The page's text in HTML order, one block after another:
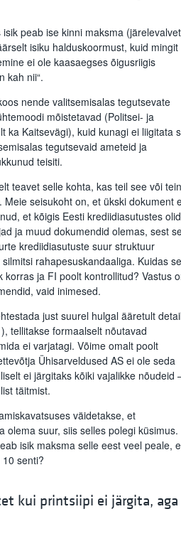
peab ise kinni maksma
isiku halduskoormust, kuid mingit
ei ole kaasaegses õigusriigis
kah nii“.
nende valitsemisalas tegutsevate
mõistetavad (Politsei- ja
ka Kaitsevägi), kuid kunagi ei liigitata
tegutsevaid ameteid ja
teisiti.
teavet selle kohta, kas teil see või
seisukoht on, et ükski dokument
et kõigis Eesti krediidiasutustes olid
ja muud dokumendid olemas, sest
krediidiasutuste suur struktuur
rahapesuskandaaliga. Kuidas
ja FI poolt kontrollitud? Vastus
vaid inimesed.
just suurel hulgal ääretult
), tellitakse formaalselt nõutavad
ei varjatagi. Võime omalt poolt
Ühisarveldused AS ei ole seda
ei järgitaks kõiki vajalikke nõudeid
täitmist.
väidetakse, et
olema suur, siis selles polegi küsimus.
isik maksma selle eest veel peale,
senti?
kui printsiipi ei järgita, aga